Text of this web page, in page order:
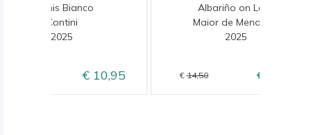
Karmis Bianco
Contini
2025
10,95
Albariño on Lees
Maior de Mendoza
2025
14,50